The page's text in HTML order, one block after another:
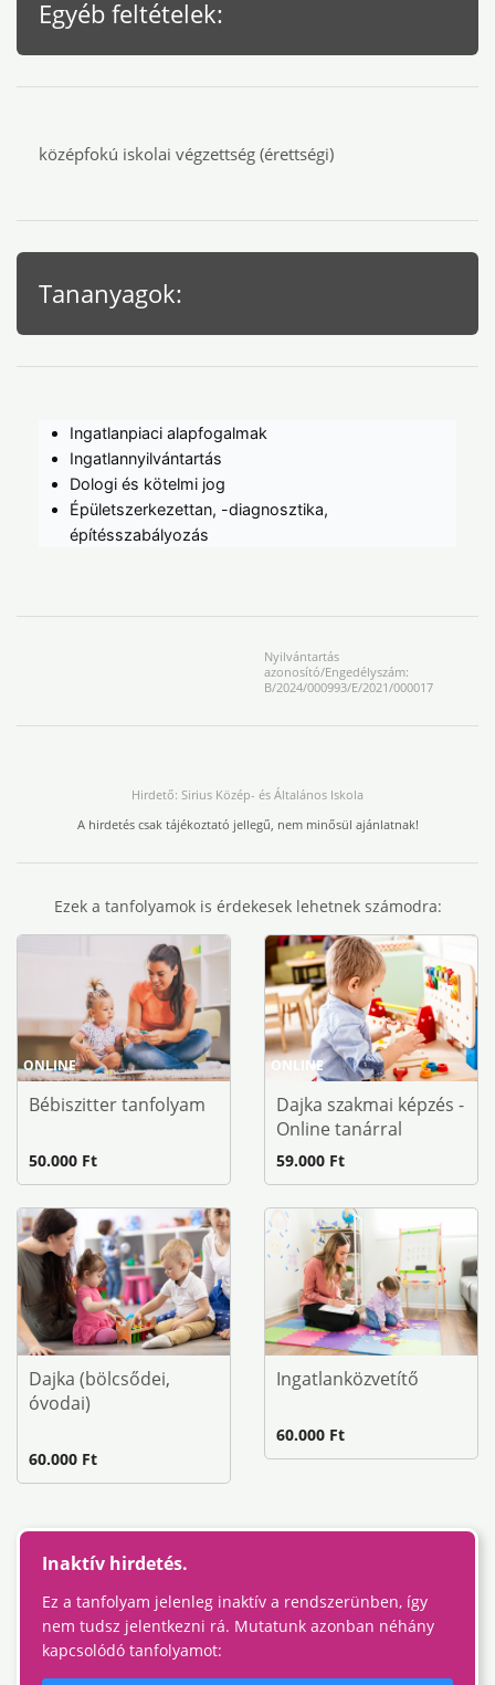
Egyéb feltételek:
középfokú iskolai végzettség (érettségi)
Tananyagok:
Ingatlanpiaci alapfogalmak
Ingatlannyilvántartás
Dologi és kötelmi jog
Épületszerkezettan, -diagnosztika,
építésszabályozás
Nyilvántartás
azonosító/Engedélyszám:
B/2024/000993/E/2021/000017
Hirdető: Sirius Közép- és Általános Iskola
A hirdetés csak tájékoztató jellegű, nem minősül ajánlatnak!
Ezek a tanfolyamok is érdekesek lehetnek számodra:
ONLINE
Bébiszitter tanfolyam
50.000 Ft
ONLINE
Dajka szakmai képzés -
Online tanárral
59.000 Ft
Dajka (bölcsődei,
óvodai)
60.000 Ft
Ingatlanközvetítő
60.000 Ft
Inaktív hirdetés.
Ez a tanfolyam jelenleg inaktív a rendszerünben, így
nem tudsz jelentkezni rá. Mutatunk azonban néhány
kapcsolódó tanfolyamot: